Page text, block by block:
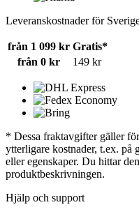
Leveranskostnader för
från 1 099 kr Gratis*
från 0 kr
149 kr
* Dessa fraktavgifter gäller
ytterligare kostnader, t.ex. på
eller egenskaper. Du hittar
produktbeskrivningen.
Hjälp och support